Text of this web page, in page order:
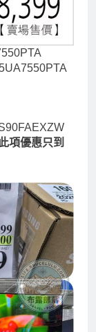
項優惠只到